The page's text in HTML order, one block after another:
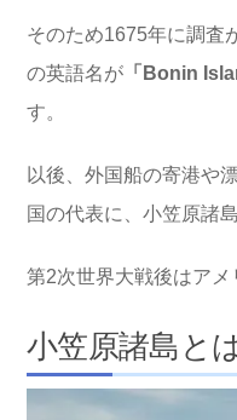
そのため1675年に調査
の英語名が 「Bonin
す。
以後、外国船の寄港や
国の代表に、小笠原諸
第2次世界大戦後はアメ
小笠原諸島と